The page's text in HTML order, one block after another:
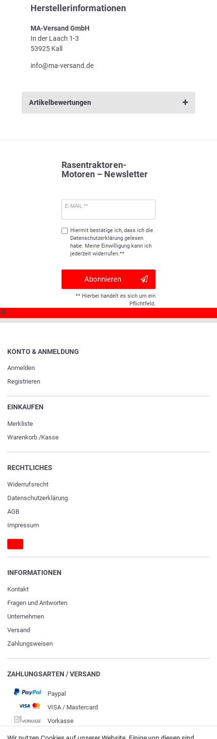
Herstellerinformationen
MA-Versand GmbH
In der Laach 1-3
53925 Kall
info@ma-versand.de
Artikelbewertungen
Rasentraktoren-
Motoren – Newsletter
E-MAIL **
Hiermit bestätige ich, dass ich die
Daten­schutz­erklärunggelesen
habe. Meine Einwilligung kann ich
jederzeit widerrufen.**
Abonnieren
** Hierbei handelt es sich um ein
Pflichtfeld.
KONTO & ANMELDUNG
Anmelden
Registrieren
EINKAUFEN
Merkliste
Warenkorb /Kasse
RECHTLICHES
Widerrufs­recht
Daten­schutz­erklärung
AGB
Impressum
INFORMATIONEN
Kontakt
Fragen und Antworten
Unternehmen
Versand
Zahlungsweisen
ZAHLUNGSARTEN / VERSAND
Paypal
VISA / Mastercard
Vorkasse
DHL